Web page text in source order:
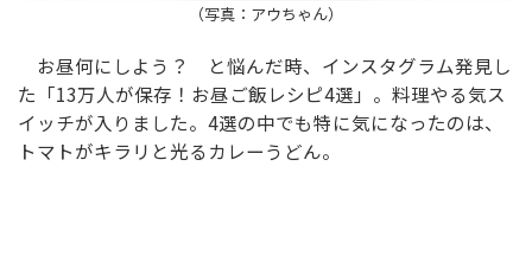
（写真：アウちゃん）
お昼何にしよう？ と悩んだ時、インスタグラム発見し
た「13万人が保存！お昼ご飯レシピ4選」。料理やる気ス
イッチが入りました。4選の中でも特に気になったのは、
トマトがキラリと光るカレーうどん。